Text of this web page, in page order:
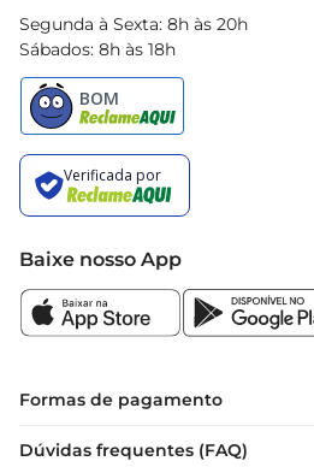
Segunda à Sexta: 8h às 20h
Sábados: 8h às 18h
Baixe nosso App
Formas de pagamento
Dúvidas frequentes (FAQ)